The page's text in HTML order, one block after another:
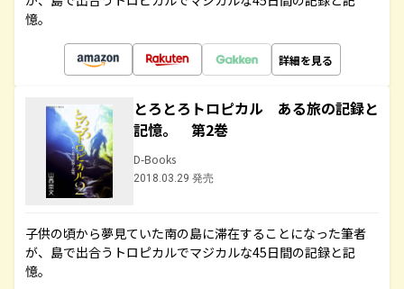
憶。
詳細を見る
とろとろトロピカル ある旅の記録と
記憶。 第2巻
D-Books
2018.03.29 発売
子供の頃から夢見ていた南の島に滞在することになった筆者
が、島で出合うトロピカルでマジカルな45日間の記録と記
憶。